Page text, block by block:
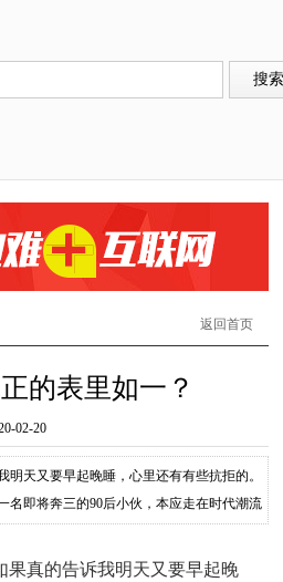
返回首页
的表里如一？
02-20
天又要早起晚睡，心里还有有些抗拒的。
名即将奔三的90后小伙，本应走在时代潮流
真的告诉我明天又要早起晚